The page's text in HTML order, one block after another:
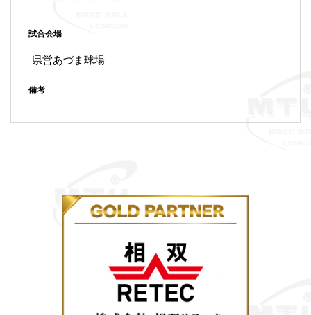
試合会場
県営あづま球場
備考